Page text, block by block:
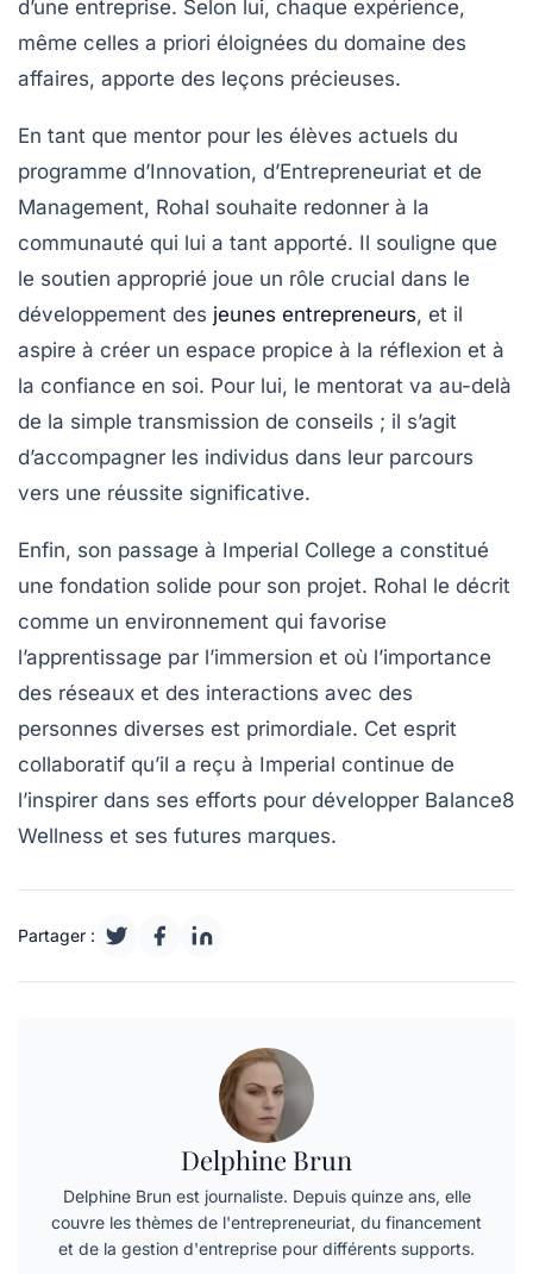
d’une entreprise. Selon lui, chaque expérience,
même celles a priori éloignées du domaine des
affaires, apporte des leçons précieuses.
En tant que mentor pour les élèves actuels du
programme d’Innovation, d’Entrepreneuriat et de
Management, Rohal souhaite redonner à la
communauté qui lui a tant apporté. Il souligne que
le soutien approprié joue un rôle crucial dans le
développement des jeunes entrepreneurs, et il
aspire à créer un espace propice à la réflexion et à
la confiance en soi. Pour lui, le mentorat va au-delà
de la simple transmission de conseils ; il s’agit
d’accompagner les individus dans leur parcours
vers une réussite significative.
Enfin, son passage à Imperial College a constitué
une fondation solide pour son projet. Rohal le décrit
comme un environnement qui favorise
l’apprentissage par l’immersion et où l’importance
des réseaux et des interactions avec des
personnes diverses est primordiale. Cet esprit
collaboratif qu’il a reçu à Imperial continue de
l’inspirer dans ses efforts pour développer Balance8
Wellness et ses futures marques.
Partager :
Delphine Brun
Delphine Brun est journaliste. Depuis quinze ans, elle
couvre les thèmes de l'entrepreneuriat, du financement
et de la gestion d'entreprise pour différents supports.